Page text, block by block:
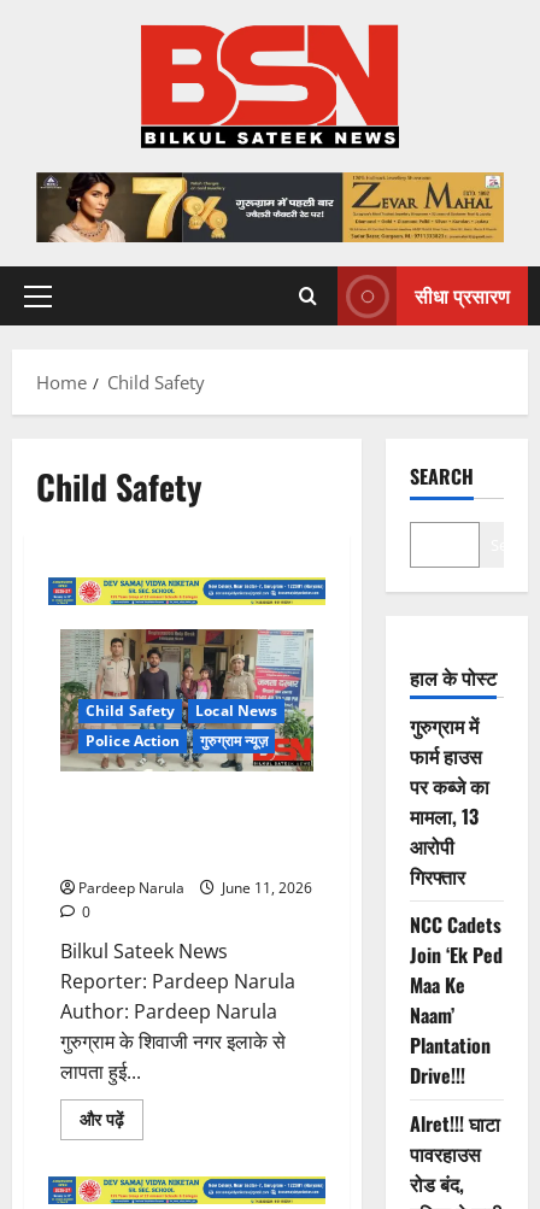
Primary
सीधा प्रसारण
Home Child Safety
Child Safety
Child Safety
Local News
Police Action
गुरुग्राम न्यूज़
Pardeep Narula
June 11, 2026
0
Bilkul Sateek News
Reporter: Pardeep Narula
Author: Pardeep Narula
गुरुग्राम के शिवाजी नगर इलाके से
लापता हुई...
और पढ़ेंRead
more
घंटे
में
SEARCH
हाल के पोस्ट
गुरुग्राम में
फार्म हाउस
पर कब्जे का
मामला, 13
आरोपी
गिरफ्तार
NCC Cadets
Join ‘Ek Ped
Maa Ke
Naam’
Plantation
Drive!!!
Alret!!! घाटा
पावरहाउस
रोड बंद,